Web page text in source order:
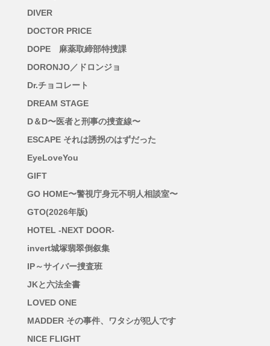
DIVER
DOCTOR PRICE
DOPE 麻薬取締部特捜課
DORONJO／ドロンジョ
Dr.チョコレート
DREAM STAGE
D＆D〜医者と刑事の捜査線〜
ESCAPE それは誘拐のはずだった
EyeLoveYou
GIFT
GO HOME〜警視庁身元不明人相談室〜
GTO(2026年版)
HOTEL -NEXT DOOR-
invert城塚翡翠倒叙集
IP～サイバー捜査班
JKと六法全書
LOVED ONE
MADDER その事件、ワタシが犯人です
NICE FLIGHT